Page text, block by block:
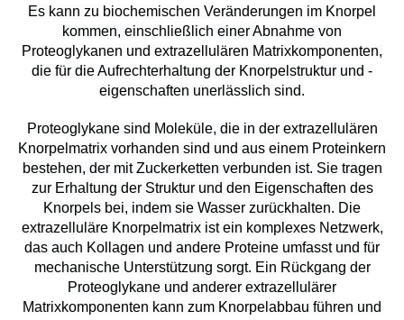
Es kann zu biochemischen Veränderungen im Knorpel
kommen, einschließlich einer Abnahme von
Proteoglykanen und extrazellulären Matrixkomponenten,
die für die Aufrechterhaltung der Knorpelstruktur und -
eigenschaften unerlässlich sind.
Proteoglykane sind Moleküle, die in der extrazellulären
Knorpelmatrix vorhanden sind und aus einem Proteinkern
bestehen, der mit Zuckerketten verbunden ist. Sie tragen
zur Erhaltung der Struktur und den Eigenschaften des
Knorpels bei, indem sie Wasser zurückhalten. Die
extrazelluläre Knorpelmatrix ist ein komplexes Netzwerk,
das auch Kollagen und andere Proteine ​​umfasst und für
mechanische Unterstützung sorgt. Ein Rückgang der
Proteoglykane und anderer extrazellulärer
Matrixkomponenten kann zum Knorpelabbau führen und